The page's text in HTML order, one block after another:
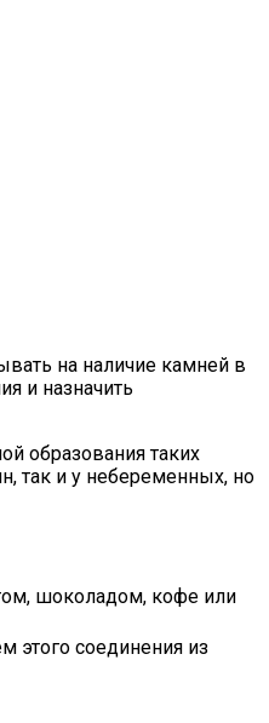
на наличие камней в
и назначить
образования таких
так и у небеременных, но
шоколадом, кофе или
этого соединения из